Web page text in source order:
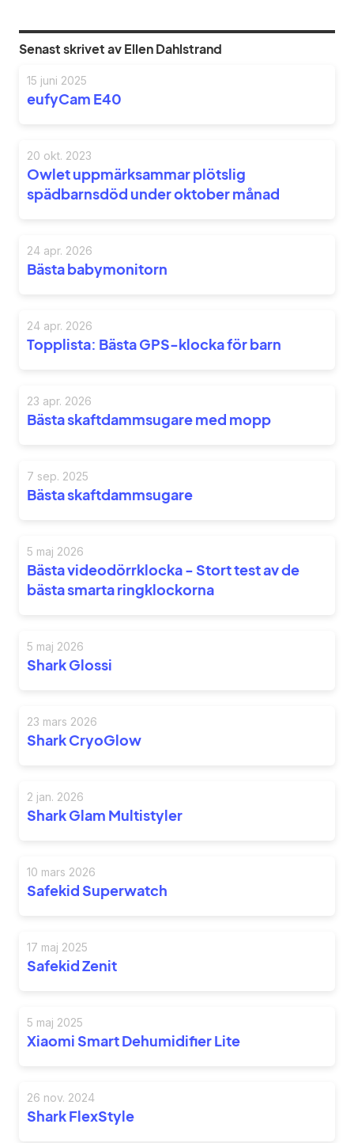
Senast skrivet av Ellen Dahlstrand
15 juni 2025
eufyCam E40
20 okt. 2023
Owlet uppmärksammar plötslig
spädbarnsdöd under oktober månad
24 apr. 2026
Bästa babymonitorn
24 apr. 2026
Topplista: Bästa GPS-klocka för barn
23 apr. 2026
Bästa skaftdammsugare med mopp
7 sep. 2025
Bästa skaftdammsugare
5 maj 2026
Bästa videodörrklocka - Stort test av de
bästa smarta ringklockorna
5 maj 2026
Shark Glossi
23 mars 2026
Shark CryoGlow
2 jan. 2026
Shark Glam Multistyler
10 mars 2026
Safekid Superwatch
17 maj 2025
Safekid Zenit
5 maj 2025
Xiaomi Smart Dehumidifier Lite
26 nov. 2024
Shark FlexStyle